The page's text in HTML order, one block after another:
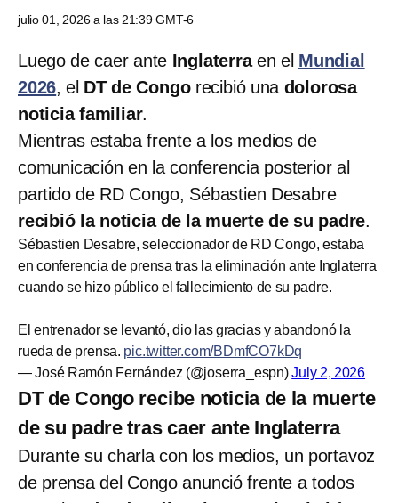
julio 01, 2026 a las 21:39 GMT-6
Luego de caer ante Inglaterraen el Mundial
2026, el DT de Congo recibió una dolorosa
noticia familiar.
Mientras estaba frente a los medios de
comunicación en la conferencia posterior al
partido de RD Congo, Sébastien Desabre
recibió la noticia de la muerte de su padre.
Sébastien Desabre, seleccionador de RD Congo, estaba
en conferencia de prensa tras la eliminación ante Inglaterra
cuando se hizo público el fallecimiento de su padre.
El entrenador se levantó, dio las gracias y abandonó la
rueda de prensa. pic.twitter.com/BDmfCO7kDq
— José Ramón Fernández (@joserra_espn)July 2, 2026
DT de Congo recibe noticia de la muerte
de su padre tras caer ante Inglaterra
Durante su charla con los medios, un portavoz
de prensa del Congo anunció frente a todos